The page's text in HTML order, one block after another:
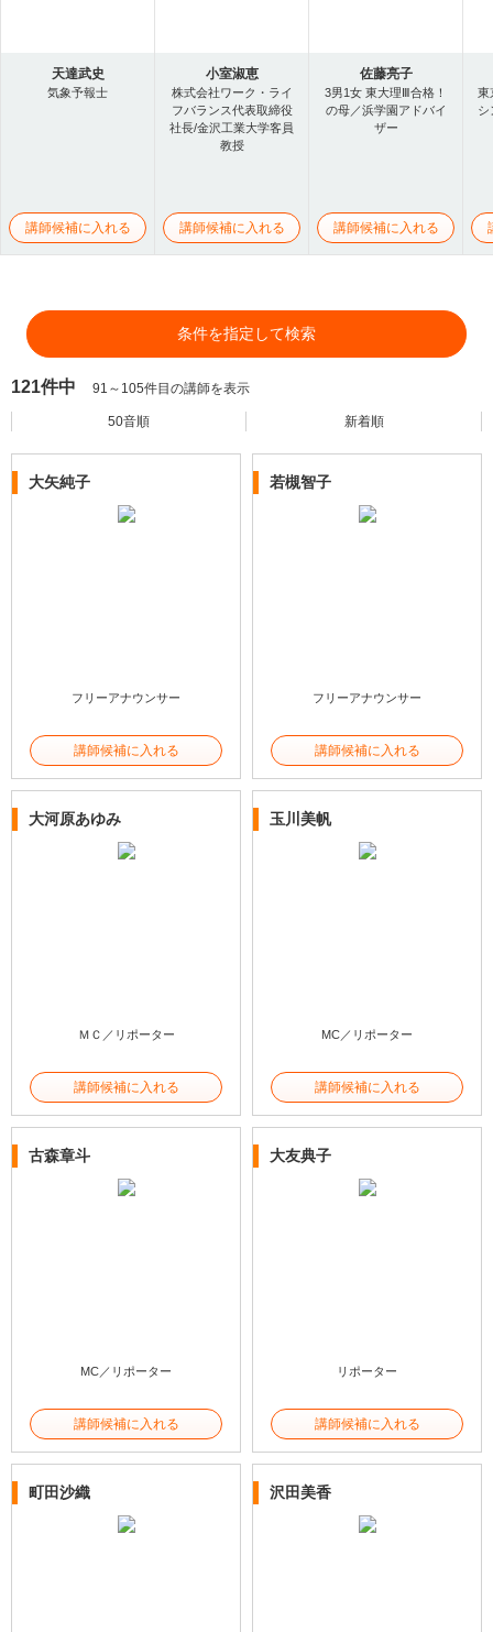
天達武史
気象予報士
講師候補に入れる
小室淑恵
株式会社ワーク・ライ
フバランス代表取締役
社長/金沢工業大学客員
教授
講師候補に入れる
佐藤亮子
3男1女 東大理Ⅲ合格！
の母／浜学園アドバイ
ザー
講師候補に入れる
東
シ
条件を指定して検索
121件中 91～105件目の講師を表示
50音順 新着順
大矢純子
フリーアナウンサー
講師候補に入れる
若槻智子
フリーアナウンサー
講師候補に入れる
大河原あゆみ
ＭＣ／リポーター
講師候補に入れる
玉川美帆
MC／リポーター
講師候補に入れる
古森章斗
MC／リポーター
講師候補に入れる
大友典子
リポーター
講師候補に入れる
町田沙織 沢田美香